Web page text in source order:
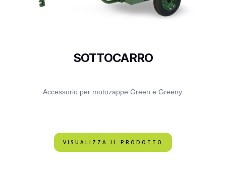
SOTTOCARRO
Accessorio per motozappe Green e Greeny.
VISUALIZZA IL PRODOTTO